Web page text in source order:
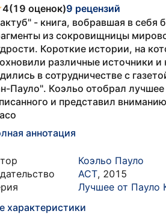
4(19 оценок)9 рецензий
- книга, вобравшая в себя
из сокровищницы
Короткие истории, на
различные источники и
в сотрудничестве с
Пауло". Коэльо отобрал лучшее
и представил
аннотация
Коэльо Пауло
АСТ, 2015
Лучшее от Пауло
характеристики